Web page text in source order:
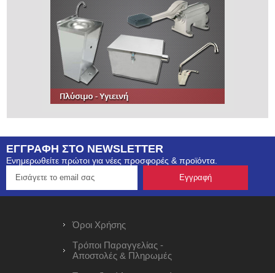
ΕΓΓΡΑΦΗ ΣΤΟ NEWSLETTER
Ενημερωθείτε πρώτοι για νέες προσφορές & προϊόντα.
Όροι Χρήσης
Τρόποι Παραγγελίας -
Αποστολές & Πληρωμές